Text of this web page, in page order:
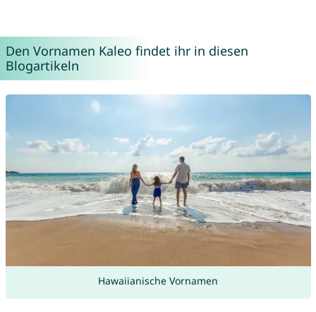
Den Vornamen Kaleo findet ihr in diesen
Blogartikeln
Hawaiianische Vornamen